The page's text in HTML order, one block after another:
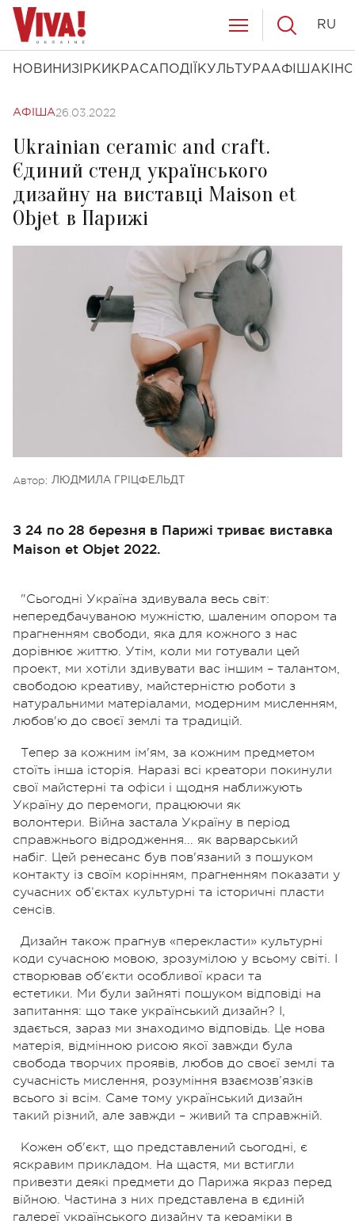
НОВИНИ ЗІРКИ КРАСА ПОДІЇ КУЛЬТУРААФІША КІНО
RU
АФІША26.03.2022
Ukrainian ceramic and craft.
Єдиний стенд українського
дизайну на виставці Maison et
Objet в Парижі
Автор: ЛЮДМИЛА ГРІЦФЕЛЬДТ
З 24 по 28 березня в Парижі триває виставка
Maison et Objet 2022.
"Сьогодні Україна здивувала весь світ:
непередбачуваною мужністю, шаленим опором та
прагненням свободи, яка для кожного з нас
дорівнює життю. Утім, коли ми готували цей
проект, ми хотіли здивувати вас іншим – талантом,
свободою креативу, майстерністю роботи з
натуральними матеріалами, модерним мисленням,
любов'ю до своєї землі та традицій.
Тепер за кожним ім'ям, за кожним предметом
стоїть інша історія. Наразі всі креатори покинули
свої майстерні та офіси і щодня наближують
Україну до перемоги, працюючи як
волонтери. Війна застала Україну в період
справжнього відродження... як варварський
набіг. Цей ренесанс був пов'язаний з пошуком
контакту із своїм корінням, прагненням показати у
сучасних об’єктах культурні та історичні пласти
сенсів.
Дизайн також прагнув «перекласти» культурні
коди сучасною мовою, зрозумілою у всьому світі. І
створював об'єкти особливої ​​краси та
естетики. Ми були зайняті пошуком відповіді на
запитання: що таке український дизайн? І,
здається, зараз ми знаходимо відповідь. Це нова
матерія, відмінною рисою якої завжди була
свобода творчих проявів, любов до своєї землі та
сучасність мислення, розуміння взаємозв’язків
всього зі всім. Саме тому український дизайн
такий різний, але завжди – живий та справжній.
Кожен об'єкт, що представлений сьогодні, є
яскравим прикладом. На щастя, ми встигли
привезти деякі предмети до Парижа якраз перед
війною. Частина з них представлена в єдиній
галереї українського дизайну та кераміки в